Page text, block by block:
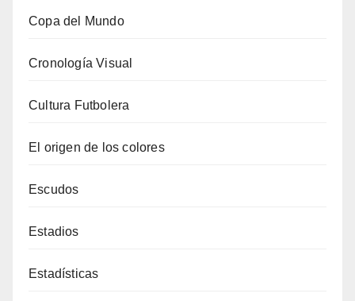
Copa del Mundo
Cronología Visual
Cultura Futbolera
El origen de los colores
Escudos
Estadios
Estadísticas